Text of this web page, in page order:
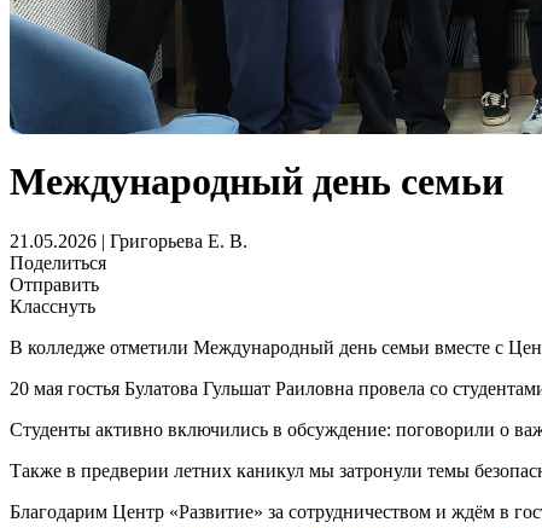
Международный день семьи
21.05.2026 | Григорьева Е. В.
Поделиться
Отправить
Класснуть
В колледже отметили Международный день семьи вместе с
20 мая гостья Булатова Гульшат Раиловна провела со
Студенты активно включились в обсуждение: поговорили о
Также в предверии летних каникул мы затронули темы
Благодарим Центр «Развитие» за сотрудничеством и ждём в